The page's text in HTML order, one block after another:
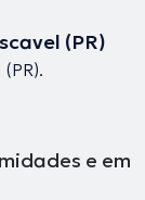
(PR)
e em